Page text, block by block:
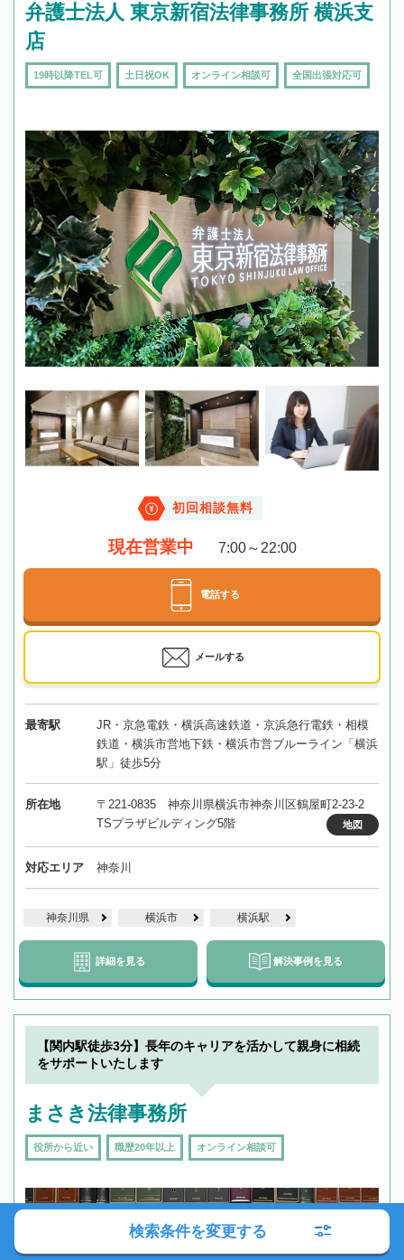
弁護士法人 東京新宿法律事務所 横浜支
店
19時以降TEL可 土日祝OK オンライン相談可 全国出張対応可
初回相談無料
現在営業中 7:00～22:00
電話する
メールする
最寄駅
JR・京急電鉄・横浜高速鉄道・京浜急行電鉄・相模
鉄道・横浜市営地下鉄・横浜市営ブルーライン「横浜
駅」徒歩5分
所在地
〒221-0835 神奈川県横浜市神奈川区鶴屋町2-23-2
TSプラザビルディング5階
地図
対応エリア 神奈川
神奈川県 横浜市 横浜駅
詳細を見る 解決事例を見る
【関内駅徒歩3分】長年のキャリアを活かして親身に相続
をサポートいたします
まさき法律事務所
役所から近い 職歴20年以上 オンライン相談可
検索条件を変更する